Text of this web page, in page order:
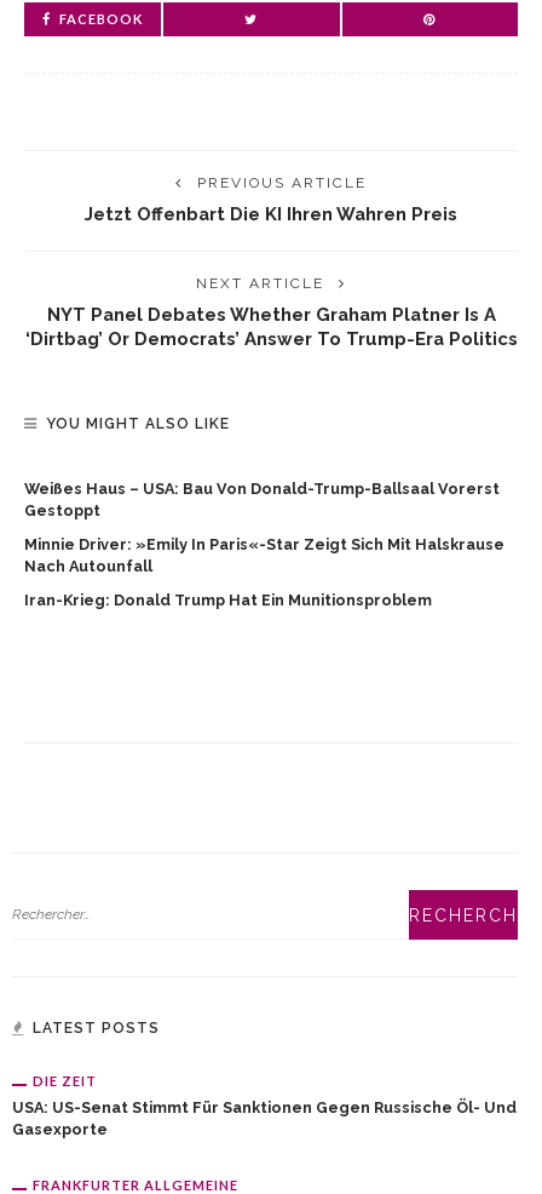
FACEBOOK
PREVIOUS ARTICLE
Jetzt Offenbart Die KI Ihren Wahren Preis
NEXT ARTICLE
NYT Panel Debates Whether Graham Platner Is A
‘dirtbag’ Or Democrats’ Answer To Trump-Era Politics
YOU MIGHT ALSO LIKE
Weißes Haus – USA: Bau Von Donald-Trump-Ballsaal Vorerst
Gestoppt
Minnie Driver: »Emily In Paris«-Star Zeigt Sich Mit Halskrause
Nach Autounfall
Iran-Krieg: Donald Trump Hat Ein Munitionsproblem
LATEST POSTS
DIE ZEIT
USA: US-Senat Stimmt Für Sanktionen Gegen Russische Öl- Und
Gasexporte
FRANKFURTER ALLGEMEINE